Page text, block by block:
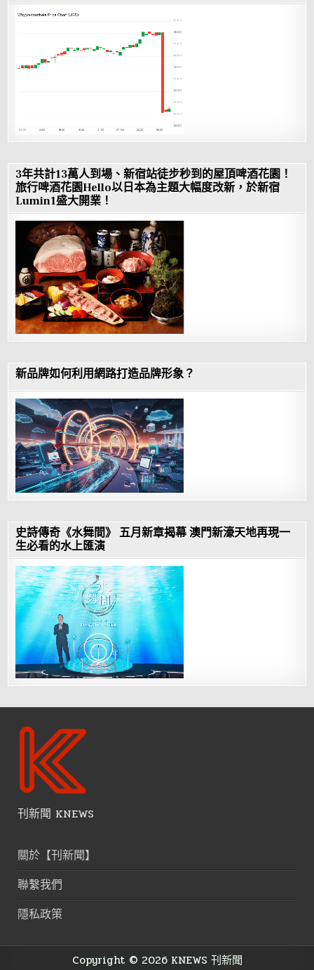
3年共計13萬人到場、新宿站徒步秒到的屋頂啤酒花園！
旅行啤酒花園Hello以日本為主題大幅度改新，於新宿
Lumin1盛大開業！
新品牌如何利用網路打造品牌形象？
史詩傳奇《水舞間》 五月新章揭幕 澳門新濠天地再現一
生必看的水上匯演
刊新聞 KNEWS
關於【刊新聞】
聯繫我們
隱私政策
Copyright © 2026 KNEWS 刊新聞